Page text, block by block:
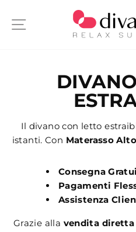
SITE NAVIGATION
Il divano con letto
istanti. Con Materasso Alto
Consegna
Pagamenti
Assistenza
Grazie alla vendita